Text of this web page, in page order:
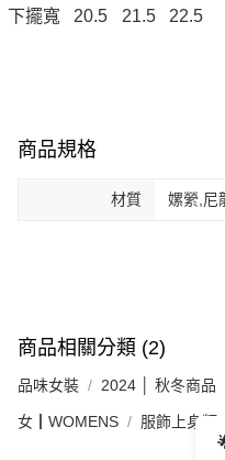
下擺寬
20.5 21.5 22.5
商品規格
材質 嫘縈,尼
商品相關分類 (2)
品味女裝 2024 │ 秋冬商品
女┃WOMENS 服飾上身類